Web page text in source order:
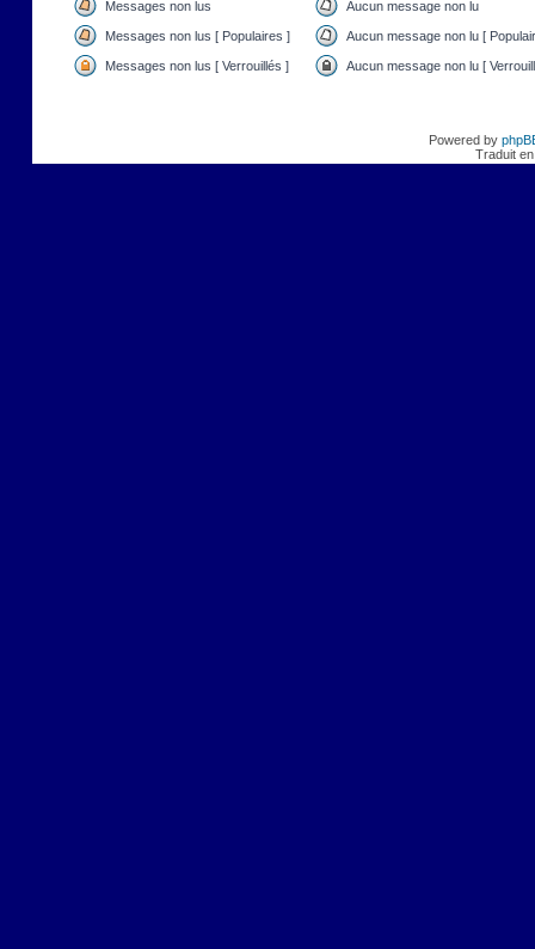
Messages non lus Aucun message non lu
Messages non lus [ Populaires ] Aucun message non lu [
Messages non lus [ Verrouillés ] Aucun message non lu [
Powered by
Traduit